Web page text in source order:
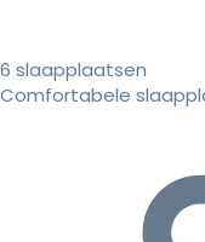
6 slaapplaatsen
Comfortabele